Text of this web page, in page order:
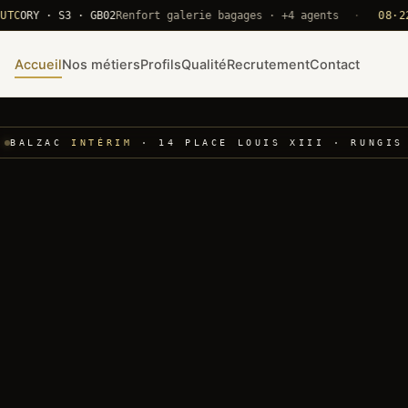
· S3 · GB02 Renfort galerie bagages · +4 agents · 08·22 UTC
AccueilNos métiersProfilsQualitéRecrutementContact
BALZAC INTÉRIM · 14 PLACE LOUIS XIII · RUNGIS